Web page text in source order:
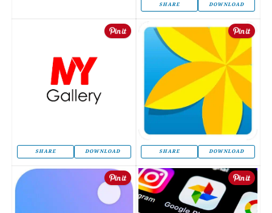
SHARE DOWNLOAD
SHARE DOWNLOAD SHARE DOWNLOAD